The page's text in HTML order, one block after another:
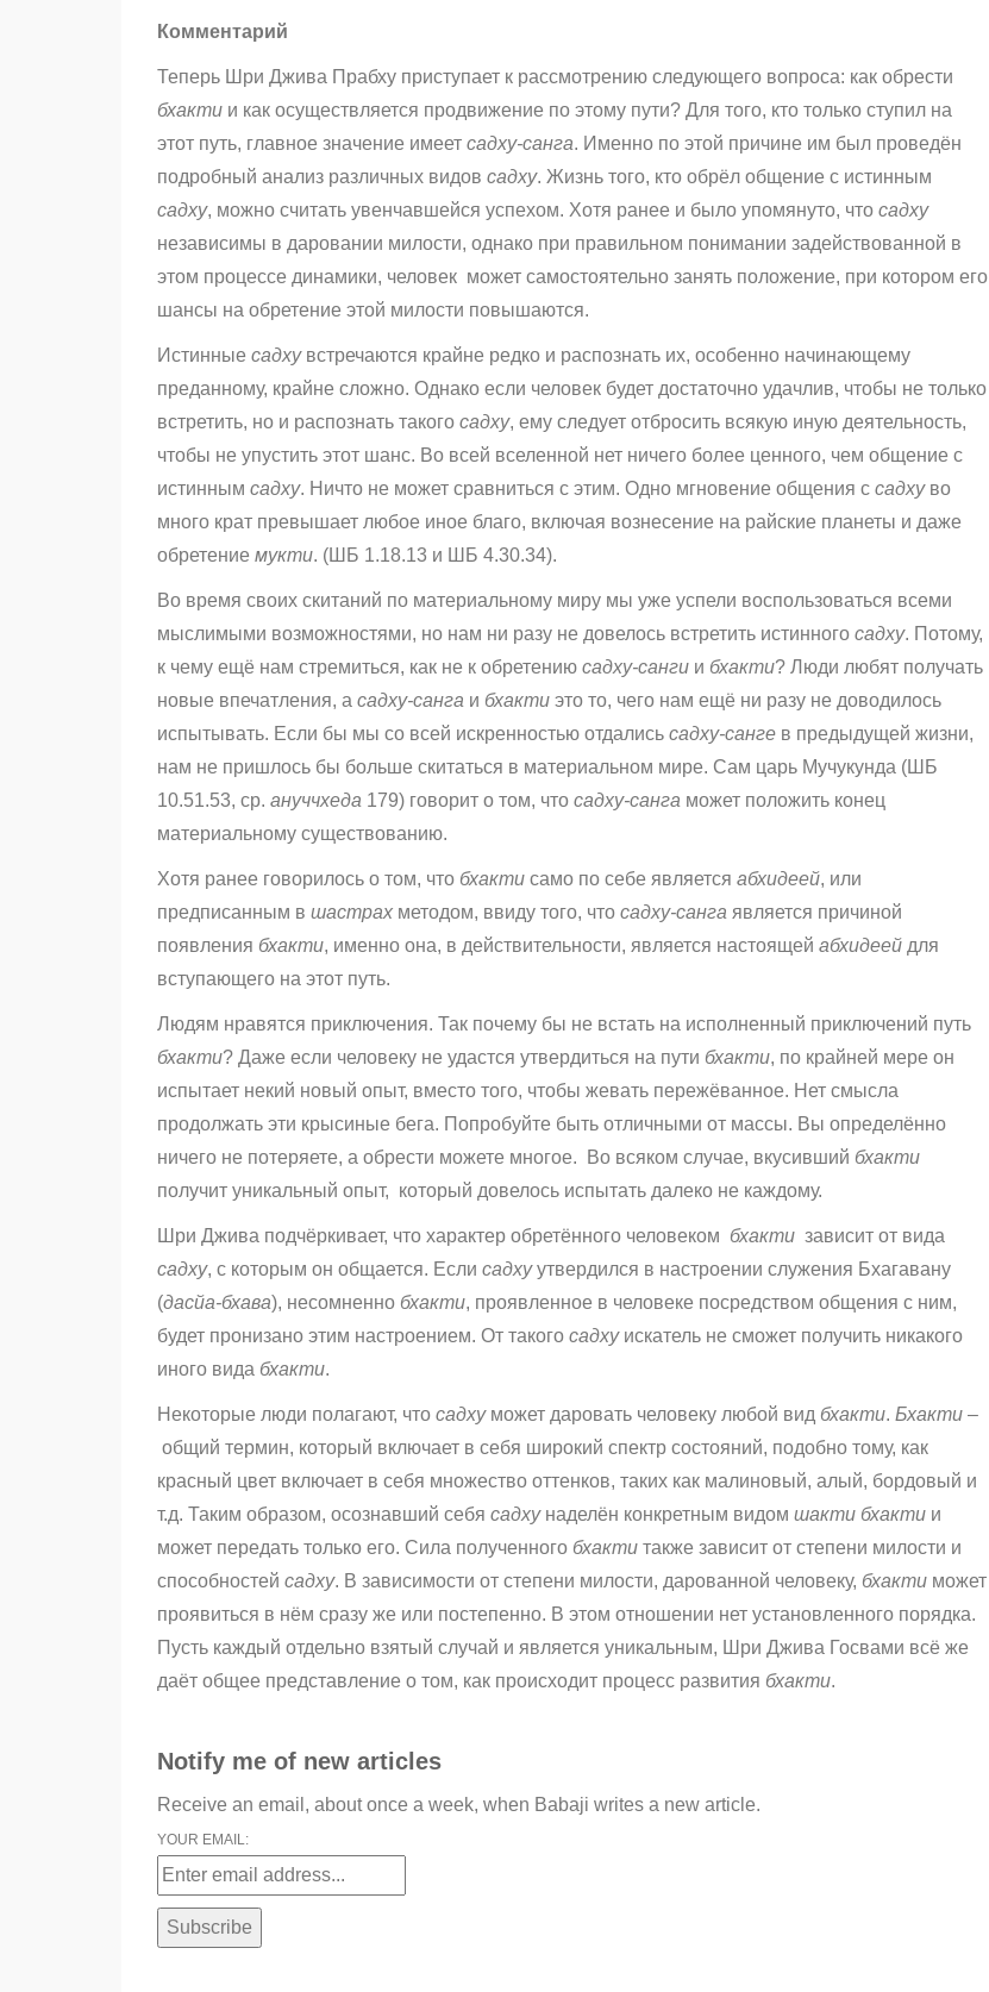
Комментарий
Теперь Шри Джива Прабху приступает к рассмотрению следующего вопроса: как обрести
бхакти и как осуществляется продвижение по этому пути? Для того, кто только ступил на
этот путь, главное значение имеет садху-санга. Именно по этой причине им был проведён
подробный анализ различных видов садху. Жизнь того, кто обрёл общение с истинным
садху, можно считать увенчавшейся успехом. Хотя ранее и было упомянуто, что садху
независимы в даровании милости, однако при правильном понимании задействованной в
этом процессе динамики, человек может самостоятельно занять положение, при котором его
шансы на обретение этой милости повышаются.
Истинные садхувстречаются крайне редко и распознать их, особенно начинающему
преданному, крайне сложно. Однако если человек будет достаточно удачлив, чтобы не только
встретить, но и распознать такого садху, ему следует отбросить всякую иную деятельность,
чтобы не упустить этот шанс. Во всей вселенной нет ничего более ценного, чем общение с
истинным садху. Ничто не может сравниться с этим. Одно мгновение общения с садхуво
много крат превышает любое иное благо, включая вознесение на райские планеты и даже
обретение мукти. (ШБ 1.18.13 и ШБ 4.30.34).
Во время своих скитаний по материальному миру мы уже успели воспользоваться всеми
мыслимыми возможностями, но нам ни разу не довелось встретить истинного садху. Потому,
к чему ещё нам стремиться, как не к обретению садху-санги и бхакти? Люди любят получать
новые впечатления, а садху-санга и бхакти это то, чего нам ещё ни разу не доводилось
испытывать. Если бы мы со всей искренностью отдались садху-санге в предыдущей жизни,
нам не пришлось бы больше скитаться в материальном мире. Сам царь Мучукунда (ШБ
10.51.53, ср. ануччхеда 179) говорит о том, что садху-санга может положить конец
материальному существованию.
Хотя ранее говорилось о том, что бхакти само по себе является абхидеей, или
предписанным в шастрах методом, ввиду того, что садху-санга является причиной
появления бхакти, именно она, в действительности, является настоящей абхидеей для
вступающего на этот путь.
Людям нравятся приключения. Так почему бы не встать на исполненный приключений путь
бхакти? Даже если человеку не удастся утвердиться на пути бхакти, по крайней мере он
испытает некий новый опыт, вместо того, чтобы жевать пережёванное. Нет смысла
продолжать эти крысиные бега. Попробуйте быть отличными от массы. Вы определённо
ничего не потеряете, а обрести можете многое. Во всяком случае, вкусивший бхакти
получит уникальный опыт, который довелось испытать далеко не каждому.
Шри Джива подчёркивает, что характер обретённого человеком бхакти зависит от вида
садху, с которым он общается. Если садхуутвердился в настроении служения Бхагавану
(дасйа-бхава), несомненно бхакти, проявленное в человеке посредством общения с ним,
будет пронизано этим настроением. От такого садхуискатель не сможет получить никакого
иного вида бхакти.
Некоторые люди полагают, что садхуможет даровать человеку любой вид бхакти. Бхакти –
общий термин, который включает в себя широкий спектр состояний, подобно тому, как
красный цвет включает в себя множество оттенков, таких как малиновый, алый, бордовый и
т.д. Таким образом, осознавший себя садхунаделён конкретным видом шакти бхакти и
может передать только его. Сила полученного бхакти также зависит от степени милости и
способностей садху. В зависимости от степени милости, дарованной человеку, бхакти может
проявиться в нём сразу же или постепенно. В этом отношении нет установленного порядка.
Пусть каждый отдельно взятый случай и является уникальным, Шри Джива Госвами всё же
даёт общее представление о том, как происходит процесс развития бхакти.
Notify me of new articles
Receive an email, about once a week, when Babaji writes a new article.
YOUR EMAIL: